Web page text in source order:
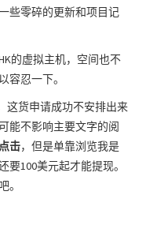
些零碎的更新和项目记
的虚拟主机，空间也不
容忍一下。
这货申请成功不安排出来
能不影响主要文字的阅
击，但是单靠浏览我是
100美元起才能提现。
。